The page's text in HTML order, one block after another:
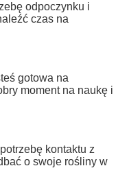
odpoczynku i
czas na
gotowa na
moment na naukę i
kontaktu z
o swoje rośliny w